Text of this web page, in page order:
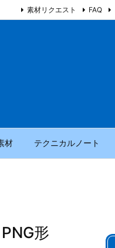
材 テクニカルノート
素材リクエスト FAQ
形